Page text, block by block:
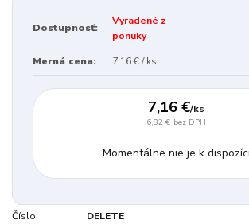
Dostupnosť:
Vyradené z
ponuky
Merná cena: 7,16 € / ks
7,16 €/ks
6,82 € bez DPH
Momentálne nie je k
Číslo
DELETE